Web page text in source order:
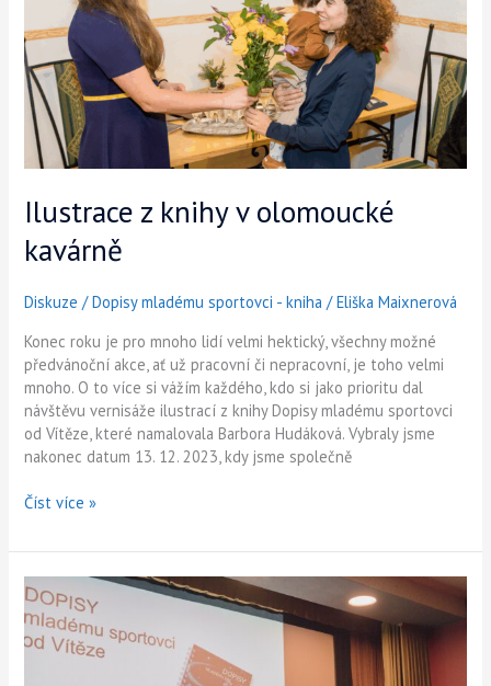
Ilustrace z knihy v olomoucké
kavárně
Diskuze /Dopisy mladému sportovci - kniha /Eliška Maixnerová
Konec roku je pro mnoho lidí velmi hektický, všechny možné
předvánoční akce, ať už pracovní či nepracovní, je toho velmi
mnoho. O to více si vážím každého, kdo si jako prioritu dal
návštěvu vernisáže ilustrací z knihy Dopisy mladému sportovci
od Vítěze, které namalovala Barbora Hudáková. Vybraly jsme
nakonec datum 13. 12. 2023, kdy jsme společně
olomoucké
kavárně
Číst více »
Bohuňovická
premiéra